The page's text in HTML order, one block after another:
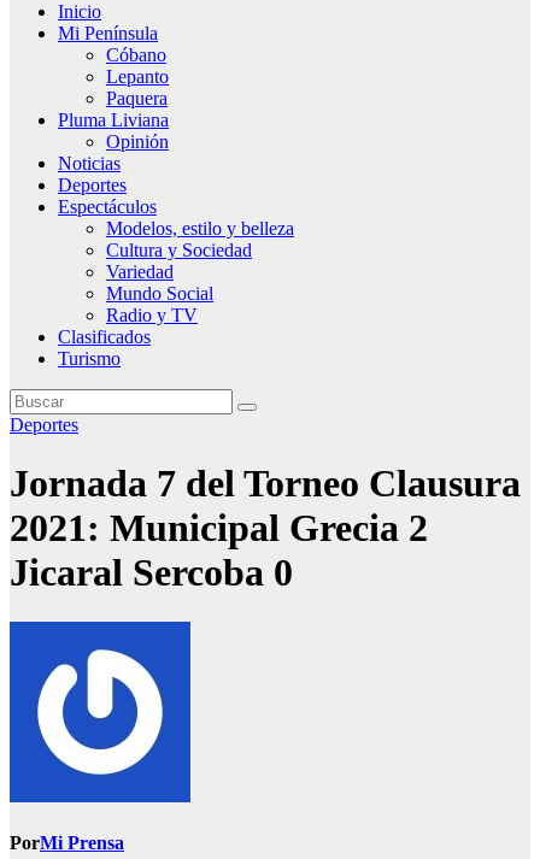
Inicio
Mi Península
Cóbano
Lepanto
Paquera
Pluma Liviana
Opinión
Noticias
Deportes
Espectáculos
Modelos, estilo y belleza
Cultura y Sociedad
Variedad
Mundo Social
Radio y TV
Clasificados
Turismo
Deportes
Jornada 7 del Torneo Clausura
2021: Municipal Grecia 2
Jicaral Sercoba 0
PorMi Prensa